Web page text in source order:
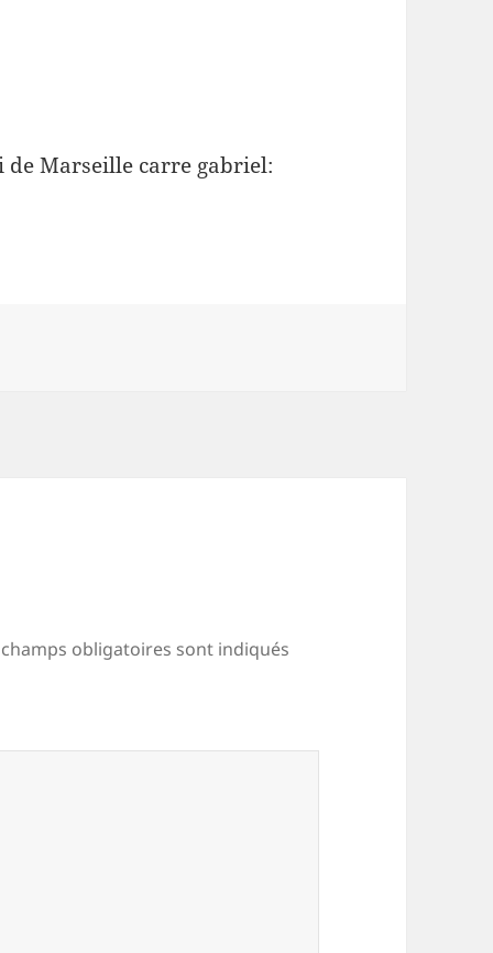
Marseille carre gabriel:
champs obligatoires sont indiqués